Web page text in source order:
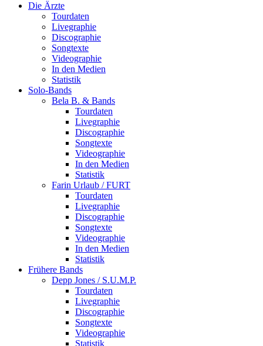
Die Ärzte
Tourdaten
Livegraphie
Discographie
Songtexte
Videographie
In den Medien
Statistik
Solo-Bands
Bela B. & Bands
Tourdaten
Livegraphie
Discographie
Songtexte
Videographie
In den Medien
Statistik
Farin Urlaub / FURT
Tourdaten
Livegraphie
Discographie
Songtexte
Videographie
In den Medien
Statistik
Frühere Bands
Depp Jones / S.U.M.P.
Tourdaten
Livegraphie
Discographie
Songtexte
Videographie
Statistik